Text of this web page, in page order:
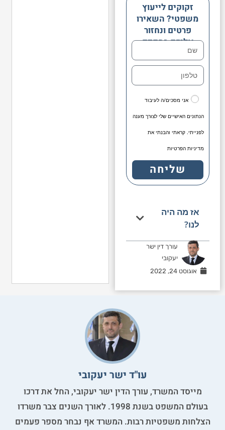
זקוקים לייעוץ
משפטי? השאירו
פרטים ונחזור
אליכם בהקדם
אני מסכים/ה לעיבוד
הנתונים האישיים שלי לצורך מענה
לפנייתי. קראתי והבנתי את
מדיניות הפרטיות
שליחה
אז מה היה
לנו?
עורך דין ישר
יעקובי
אוגוסט 24, 2022
עו"ד ישר יעקובי
מייסד המשרד, עורך הדין ישר יעקובי, החל את דרכו
בעולם המשפט בשנת 1998. לאורך השנים צבר משרדו
הצלחות משפטיות רבות. המשרד אף נבחר מספר פעמים